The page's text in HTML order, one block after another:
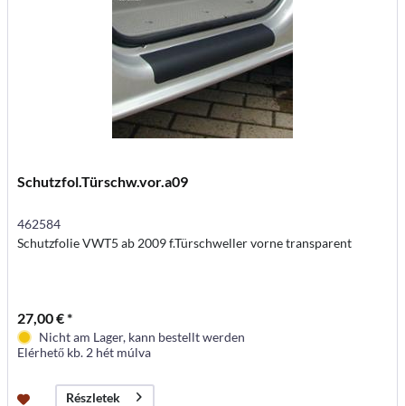
Schutzfol.Türschw.vor.a09
462584
Schutzfolie VWT5 ab 2009 f.Türschweller vorne transparent
27,00 € *
Nicht am Lager, kann bestellt werden
Elérhető kb. 2 hét múlva
Részletek